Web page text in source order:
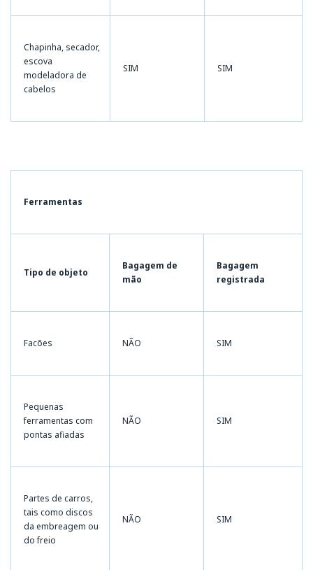
Chapinha, secador,
escova
modeladora de
cabelos
SIM SIM
Ferramentas
Tipo de objeto
Bagagem de
mão
Bagagem
registrada
Facões NÃO SIM
Pequenas
ferramentas com
pontas afiadas
NÃO SIM
Partes de carros,
tais como discos
da embreagem ou
do freio
NÃO SIM